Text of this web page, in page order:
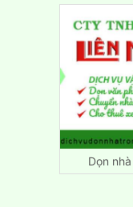
Dọn